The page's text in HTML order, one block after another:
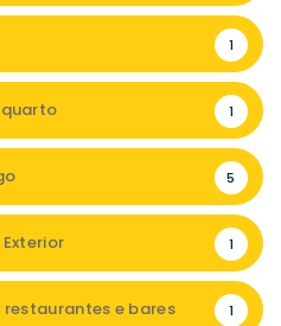
1
1
5
1
e bares 1